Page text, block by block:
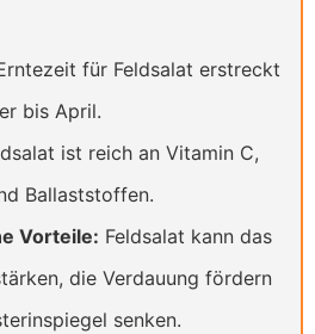
für Feldsalat erstreckt
bis April.
ist reich an Vitamin C,
Ballaststoffen.
Vorteile: Feldsalat kann das
die Verdauung fördern
senken.